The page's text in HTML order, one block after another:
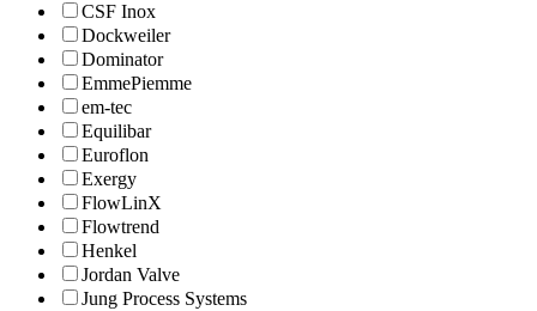
CSF Inox
Dockweiler
Dominator
EmmePiemme
em-tec
Equilibar
Euroflon
Exergy
FlowLinX
Flowtrend
Henkel
Jordan Valve
Jung Process Systems